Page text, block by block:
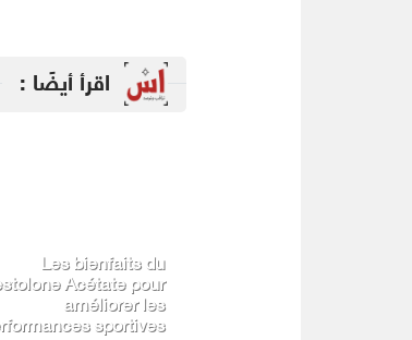
اقرأ أيضًا :
Waarom Boldenon
Geschikt is voor Lange
Cycli